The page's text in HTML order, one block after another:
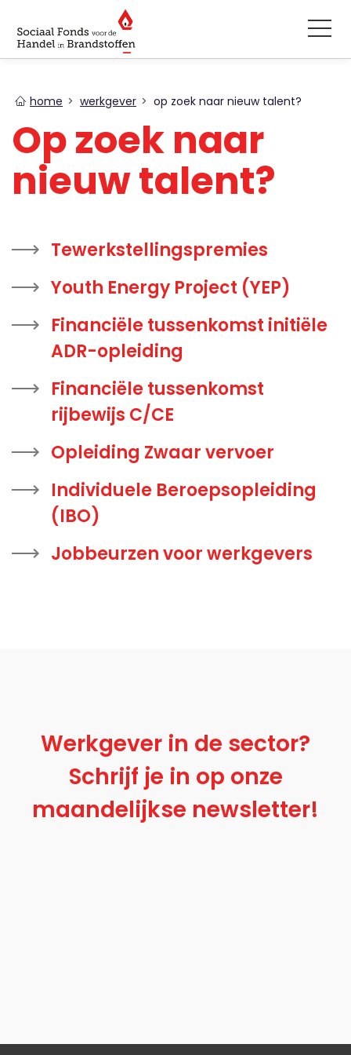
are
here
home werkgever op zoek naar nieuw talent?
Op zoek naar
nieuw talent?
Tewerkstellingspremies
Youth Energy Project (YEP)
Financiële tussenkomst initiële
ADR-opleiding
Financiële tussenkomst
rijbewijs C/CE
Opleiding Zwaar vervoer
Individuele Beroepsopleiding
(IBO)
Jobbeurzen voor werkgevers
Werkgever in de sector?
Schrijf je in op onze
maandelijkse newsletter!